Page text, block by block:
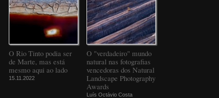
O Rio Tinto podia ser
de Marte, mas está
mesmo aqui ao lado
15.11.2022
O "verdadeiro" mundo
natural nas fotografias
vencedoras dos Natural
Landscape Photography
Awards
Luís Octávio Costa